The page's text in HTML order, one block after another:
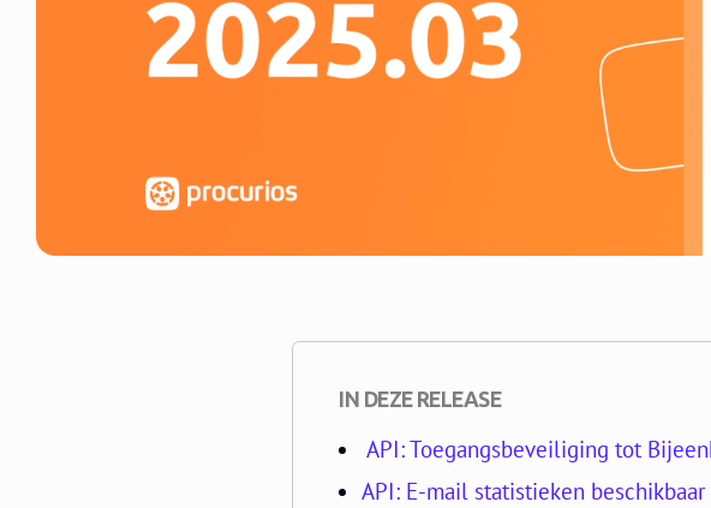
IN DEZE RELEASE
API: Toegangsbeveiliging tot
API: E-mail statistieken beschikbaar